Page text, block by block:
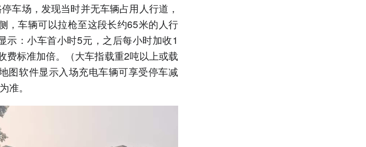
车场，发现当时并无车辆占用人行道，
，车辆可以拉枪至这段长约65米的人行
示：小车首小时5元，之后每小时加收1
费标准加倍。（大车指载重2吨以上或载
图软件显示入场充电车辆可享受停车减
准。